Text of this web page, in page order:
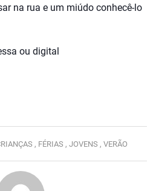
na rua e um miúdo conhecê-lo
ou digital
, FÉRIAS , JOVENS , VERÃO